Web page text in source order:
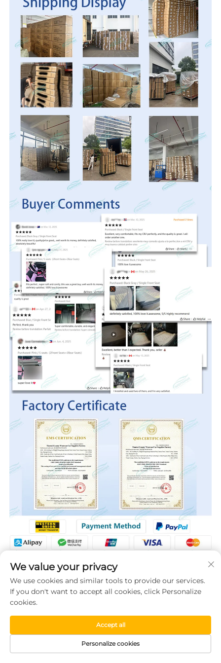
We value your privacy
We use cookies and similar tools to provide our services.
If you don't want to accept all cookies, click Personalize
cookies.
Personalize cookies
Accept all